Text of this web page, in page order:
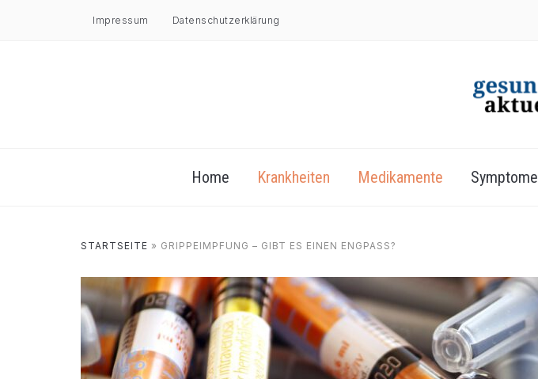
Impressum Datenschutzerklärung
Home Krankheiten Medikamente Symptome
STARTSEITE » GRIPPEIMPFUNG – GIBT ES EINEN ENGPASS?